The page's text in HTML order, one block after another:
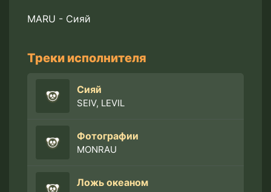
MARU - Сияй
Треки исполнителя
Сияй
SEIV, LEVIL
Фотографии
MONRAU
Ложь океаном